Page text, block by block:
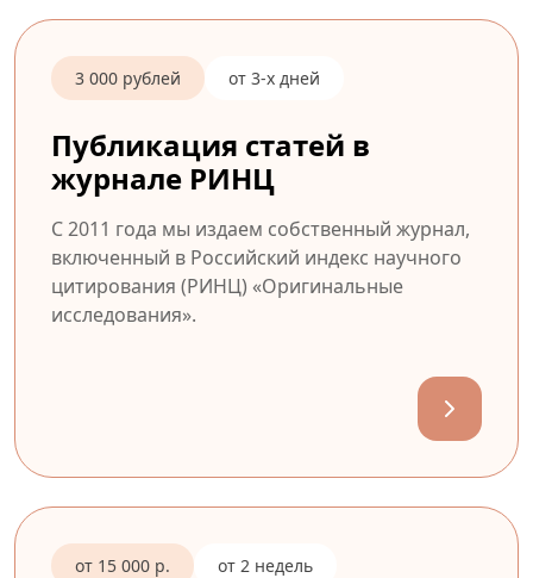
3 000 рублей от 3-х дней
Публикация статей в
журнале РИНЦ
С 2011 года мы издаем собственный журнал,
включенный в Российский индекс научного
цитирования (РИНЦ) «Оригинальные
исследования».
от 15 000 р. от 2 недель